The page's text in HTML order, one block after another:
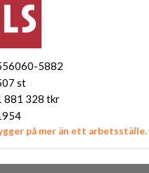
5882
st
881 328 tkr
på mer än ett arbetsställe.